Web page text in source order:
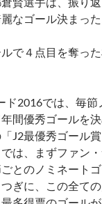
なゴール決まった
で４点目を奪っ
ド2016では、毎
間優秀ゴールを
J2最優秀ゴール
は、まずファン
とのノミネート
ぎに、この全て